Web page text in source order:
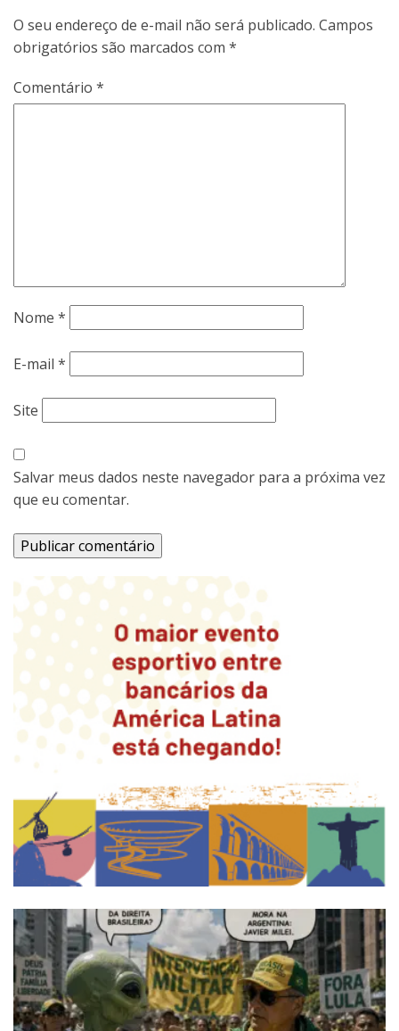
O seu endereço de e-mail não será publicado. Campos
obrigatórios são marcados com *
Comentário *
Nome *
E-mail *
Site
Salvar meus dados neste navegador para a próxima vez
que eu comentar.